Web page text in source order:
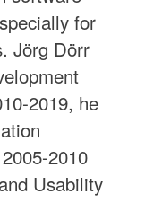
for
Jörg Dörr
2019, he
2010
Usability